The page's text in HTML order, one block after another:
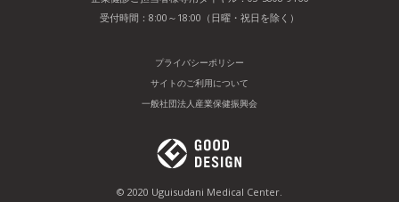
受付時間：8:00～18:00（日曜・祝日を除く）
プライバシーポリシー
サイトのご利用について
一般社団法人産業保健振興会
© 2020 Uguisudani Medical Center.